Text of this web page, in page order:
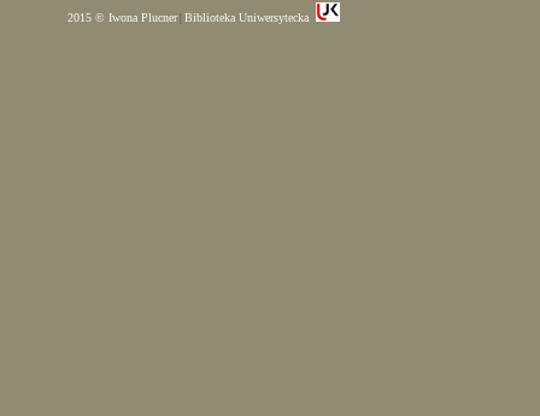
2015 © Iwona Plucner| Biblioteka Uniwersytecka